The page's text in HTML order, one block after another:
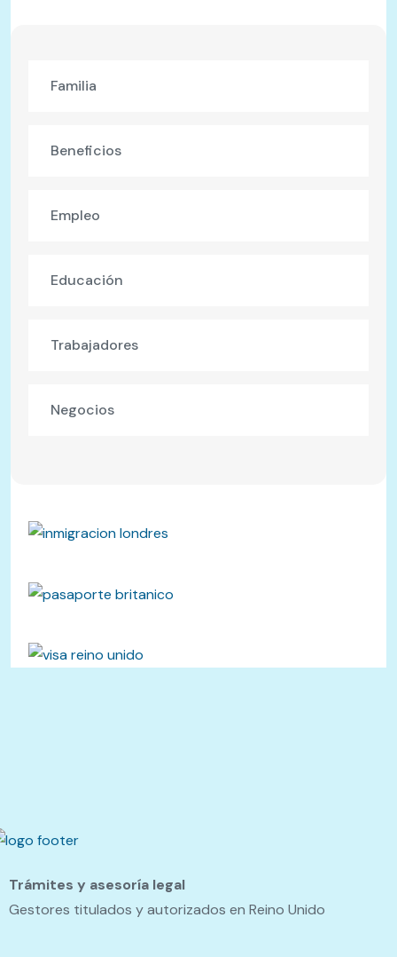
Familia
Beneficios
Empleo
Educación
Trabajadores
Negocios
Trámites y asesoría legal
Gestores titulados y autorizados en Reino Unido